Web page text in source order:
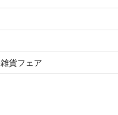
貨フェア